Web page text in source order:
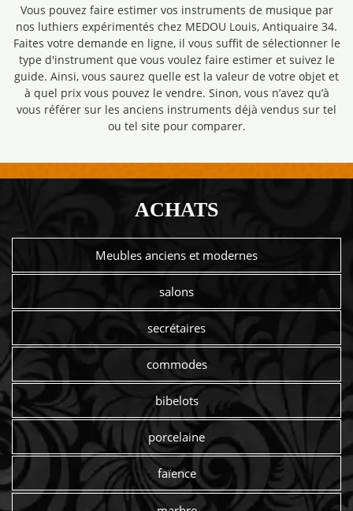
Vous pouvez faire estimer vos instruments de musique par
nos luthiers expérimentés chez MEDOU Louis, Antiquaire 34.
Faites votre demande en ligne, il vous suffit de sélectionner le
type d'instrument que vous voulez faire estimer et suivez le
guide. Ainsi, vous saurez quelle est la valeur de votre objet et
à quel prix vous pouvez le vendre. Sinon, vous n’avez qu’à
vous référer sur les anciens instruments déjà vendus sur tel
ou tel site pour comparer.
ACHATS
Meubles anciens et modernes
salons
secrétaires
commodes
bibelots
porcelaine
faïence